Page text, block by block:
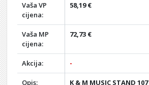
Vaša VP
cijena:
58,19 €
Vaša MP
cijena:
72,73 €
Akcija: -
Opis:
K & M MUSIC STAND 107